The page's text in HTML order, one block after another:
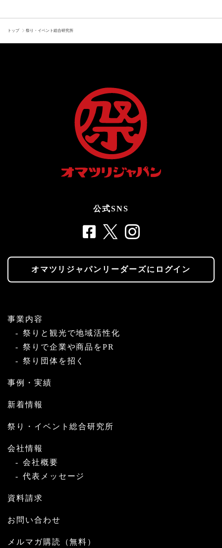
トップ 祭り・イベント総合研究所
公式SNS
オマツリジャパンリーダーズにログイン
事業内容
祭りと観光で地域活性化
祭りで企業や商品をPR
祭り団体を招く
事例・実績
新着情報
祭り・イベント総合研究所
会社情報
会社概要
代表メッセージ
資料請求
お問い合わせ
メルマガ購読（無料）